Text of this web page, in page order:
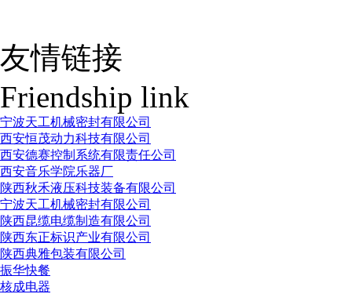
友情链接
Friendship link
宁波天工机械密封有限公司
西安恒茂动力科技有限公司
西安德赛控制系统有限责任公司
西安音乐学院乐器厂
陕西秋禾液压科技装备有限公司
宁波天工机械密封有限公司
陕西昆缆电缆制造有限公司
陕西东正标识产业有限公司
陕西典雅包装有限公司
振华快餐
核成电器